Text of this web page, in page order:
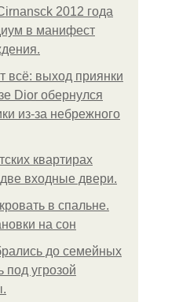
2012 года
в манифест
всё: выход приянки
Dior обернулся
из-за небрежного
квартирах
входные двери.
в спальне.
на сон
до семейных
под угрозой